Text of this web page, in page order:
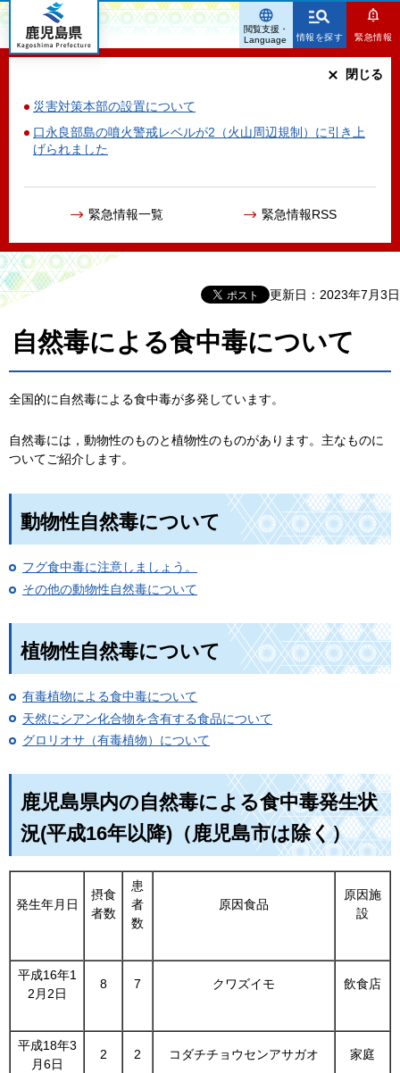
鹿児島県
情報を探す 緊急情報
災害対策本部の設置について
口永良部島の噴火警戒レベルが2（火山周辺規制）に引き上
げられました
緊急情報一覧 緊急情報RSS
閉じる
閲覧支援・
Language
更新日：2023年7月3日
自然毒による食中毒について
全国的に自然毒による食中毒が多発しています。
自然毒には，動物性のものと植物性のものがあります。主なものに
ついてご紹介します。
動物性自然毒について
フグ食中毒に注意しましょう。
その他の動物性自然毒について
植物性自然毒について
有毒植物による食中毒について
天然にシアン化合物を含有する食品について
グロリオサ（有毒植物）について
鹿児島県内の自然毒による食中毒発生状
況(平成16年以降)（鹿児島市は除く）
発生年月日
摂食
者数
患
者
数
原因食品
原因施
設
平成16年1
2月2日
8 7 クワズイモ 飲食店
平成18年3
月6日
2 2 コダチチョウセンアサガオ 家庭